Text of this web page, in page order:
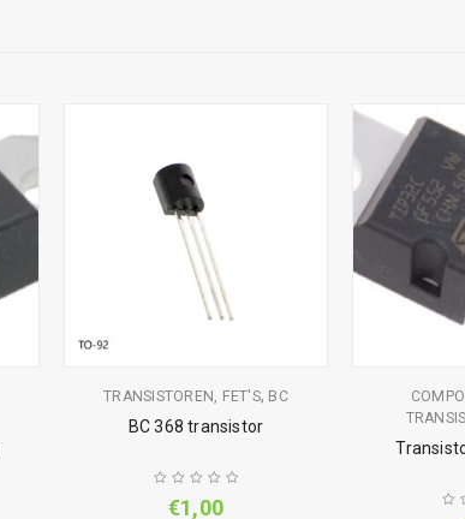
TRANSISTOREN, FET'S, BC
BC 368 transistor
€1,00